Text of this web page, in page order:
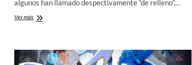
algunos han llamado despectivamente “de relleno”,…
Ver másLa
Vengadores
de